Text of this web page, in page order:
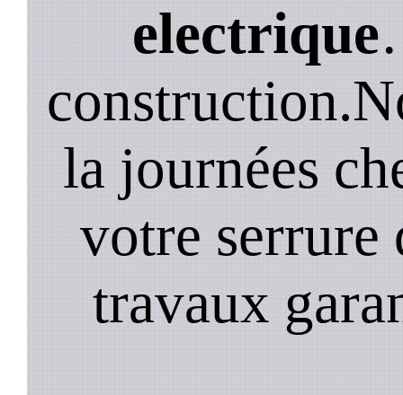
electrique
la journées
votre serrure
travaux